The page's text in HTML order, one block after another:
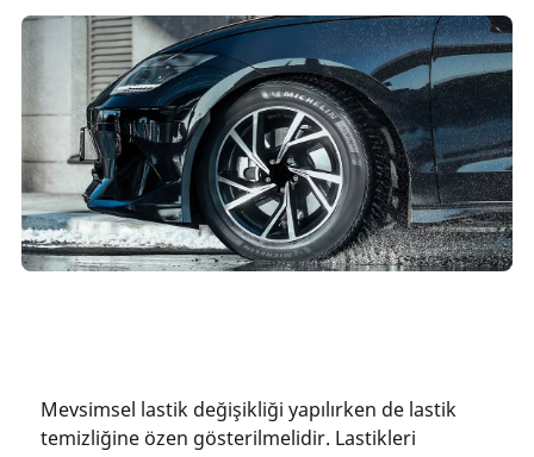
Mevsimsel lastik değişikliği yapılırken de lastik
temizliğine özen gösterilmelidir. Lastikleri